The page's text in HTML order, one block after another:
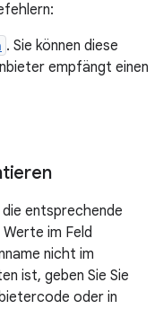
. Sie können diese
empfängt einen
entsprechende
Werte im Feld
nicht im
ist, geben Sie Sie
oder in